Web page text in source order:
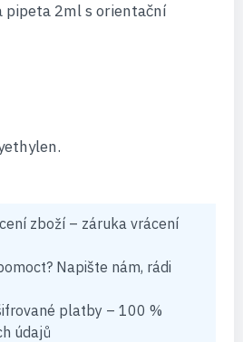
pipeta 2ml s orientační
zboží – záruka vrácení
Napište nám, rádi
platby – 100 %
údajů